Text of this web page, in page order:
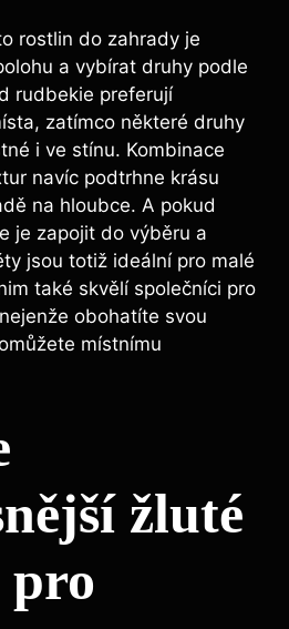
rostlin do zahrady je
a vybírat druhy podle
rudbekie preferují
zatímco některé druhy
i ve stínu. Kombinace
navíc podtrhne krásu
na hloubce. A pokud
je zapojit do výběru a
jsou totiž ideální pro malé
také skvělí společníci pro
obohatíte svou
místnímu
žluté